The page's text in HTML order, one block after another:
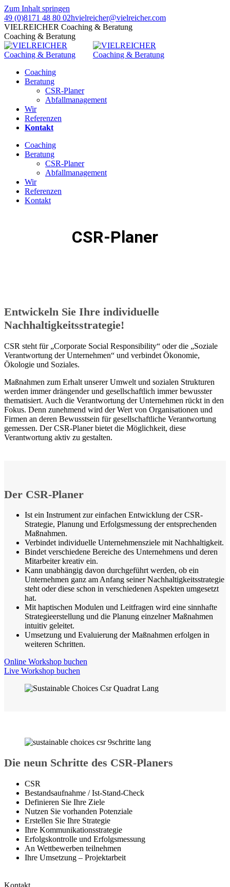
Zum Inhalt springen
49 (0)8171 48 80 02hvielreicher@vielreicher.com
VIELREICHER Coaching & Beratung
Coaching & Beratung
Coaching
Beratung
CSR-Planer
Abfallmanagement
Wir
Referenzen
Kontakt
Coaching
Beratung
CSR-Planer
Abfallmanagement
Wir
Referenzen
Kontakt
CSR-Planer
Entwickeln Sie Ihre individuelle
Nachhaltigkeitsstrategie!
CSR steht für „Corporate Social Responsibility“ oder die „Soziale
Verantwortung der Unternehmen“ und verbindet Ökonomie,
Ökologie und Soziales.
Maßnahmen zum Erhalt unserer Umwelt und sozialen Strukturen
werden immer drängender und gesellschaftlich immer bewusster
thematisiert. Auch die Verantwortung der Unternehmen rückt in den
Fokus. Denn zunehmend wird der Wert von Organisationen und
Firmen an deren Bewusstsein für gesellschaftliche Verantwortung
gemessen. Der CSR-Planer bietet die Möglichkeit, diese
Verantwortung aktiv zu gestalten.
Der CSR-Planer
Ist ein Instrument zur einfachen Entwicklung der CSR-
Strategie, Planung und Erfolgsmessung der entsprechenden
Maßnahmen.
Verbindet individuelle Unternehmensziele mit Nachhaltigkeit.
Bindet verschiedene Bereiche des Unternehmens und deren
Mitarbeiter kreativ ein.
Kann unabhängig davon durchgeführt werden, ob ein
Unternehmen ganz am Anfang seiner Nachhaltigkeitsstrategie
steht oder diese schon in verschiedenen Aspekten umgesetzt
hat.
Mit haptischen Modulen und Leitfragen wird eine sinnhafte
Strategieerstellung und die Planung einzelner Maßnahmen
intuitiv geleitet.
Umsetzung und Evaluierung der Maßnahmen erfolgen in
weiteren Schritten.
Online Workshop buchen
Live Workshop buchen
Die neun Schritte des CSR-Planers
CSR
Bestandsaufnahme / Ist-Stand-Check
Definieren Sie Ihre Ziele
Nutzen Sie vorhanden Potenziale
Erstellen Sie Ihre Strategie
Ihre Kommunikationsstrategie
Erfolgskontrolle und Erfolgsmessung
An Wettbewerben teilnehmen
Ihre Umsetzung – Projektarbeit
Kontakt